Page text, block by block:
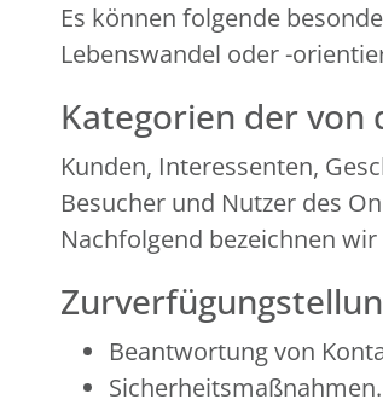
Es können folgende
Lebenswandel oder -
Kategorien der
Kunden, Interessenten,
Besucher und Nutzer des
Nachfolgend bezeichnen
Beantwortung von
Sicherheitsmaßnahmen.